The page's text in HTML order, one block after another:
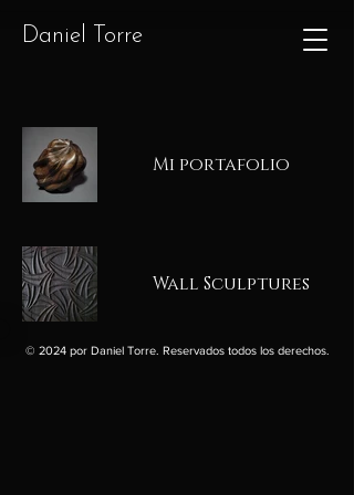
Daniel Torre
Mi portafolio
Wall Sculptures
© 2024 por Daniel Torre. Reservados todos los derechos.